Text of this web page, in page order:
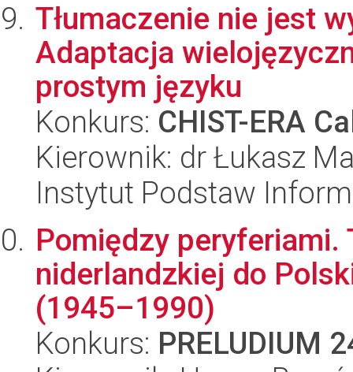
Tłumaczenie nie jest
Adaptacja
prostym języku
Konkurs: CHIST-ERA
Kierownik: dr Łukasz
Instytut Podstaw
Pomiędzy peryferiami.
niderlandzkiej do
(1945–1990)
Konkurs: PRELUDIUM